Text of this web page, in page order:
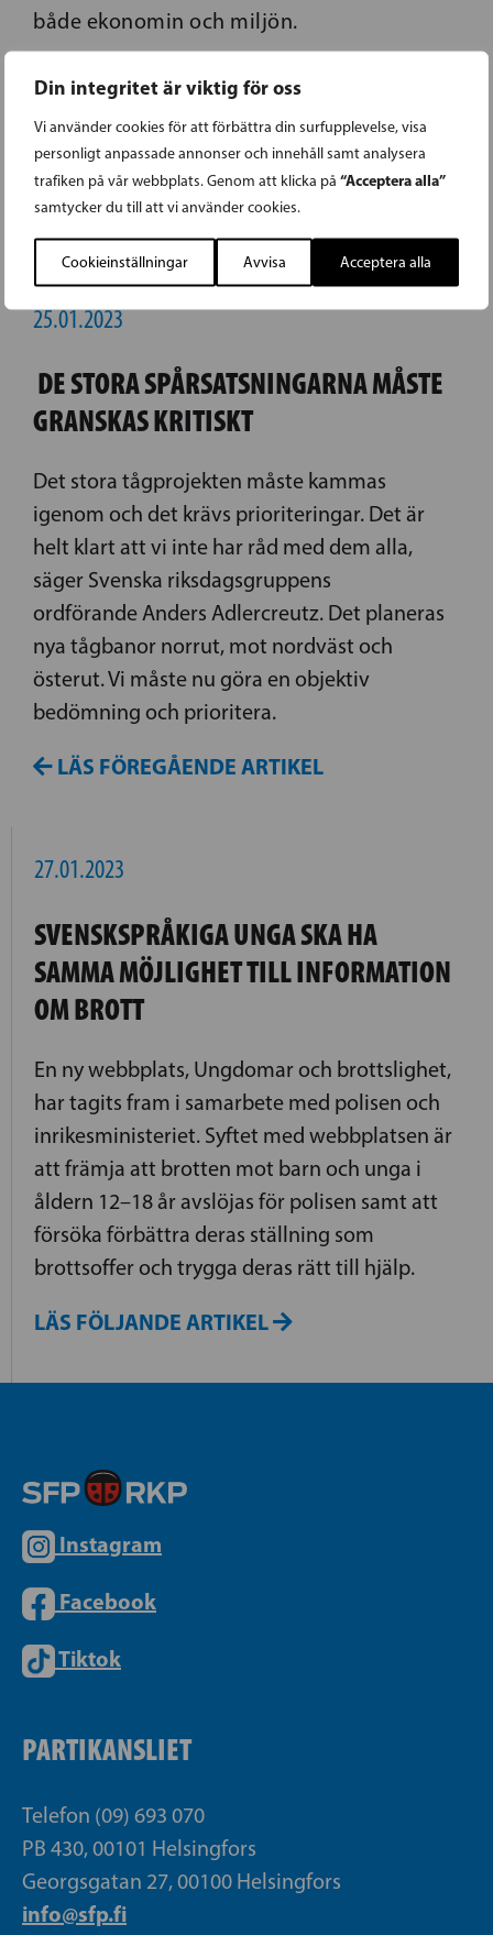
Din integritet är viktig för oss
Vi använder cookies för att förbättra din surfupplevelse, visa
personligt anpassade annonser och innehåll samt analysera
trafiken på vår webbplats. Genom att klicka på “Acceptera alla”
samtycker du till att vi använder cookies.
Cookieinställningar Avvisa Acceptera alla
både ekonomin och miljön.
Thomas Blomqvist
25.01.2023
DE STORA SPÅRSATSNINGARNA MÅSTE
GRANSKAS KRITISKT
Det stora tågprojekten måste kammas
igenom och det krävs prioriteringar. Det är
helt klart att vi inte har råd med dem alla,
säger Svenska riksdagsgruppens
ordförande Anders Adlercreutz. Det planeras
nya tågbanor norrut, mot nordväst och
österut. Vi måste nu göra en objektiv
bedömning och prioritera.
LÄS FÖREGÅENDE ARTIKEL
27.01.2023
SVENSKSPRÅKIGA UNGA SKA HA
SAMMA MÖJLIGHET TILL INFORMATION
OM BROTT
En ny webbplats, Ungdomar och brottslighet,
har tagits fram i samarbete med polisen och
inrikesministeriet. Syftet med webbplatsen är
att främja att brotten mot barn och unga i
åldern 12–18 år avslöjas för polisen samt att
försöka förbättra deras ställning som
brottsoffer och trygga deras rätt till hjälp.
LÄS FÖLJANDE ARTIKEL
Instagram
Facebook
Tiktok
PARTIKANSLIET
Telefon (09) 693 070
PB 430, 00101 Helsingfors
Georgsgatan 27, 00100 Helsingfors
info@sfp.fi